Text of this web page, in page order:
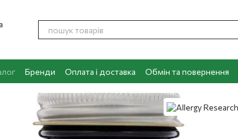
Бренди Оплата і доставка Обмін та повернення
Про нас Блог